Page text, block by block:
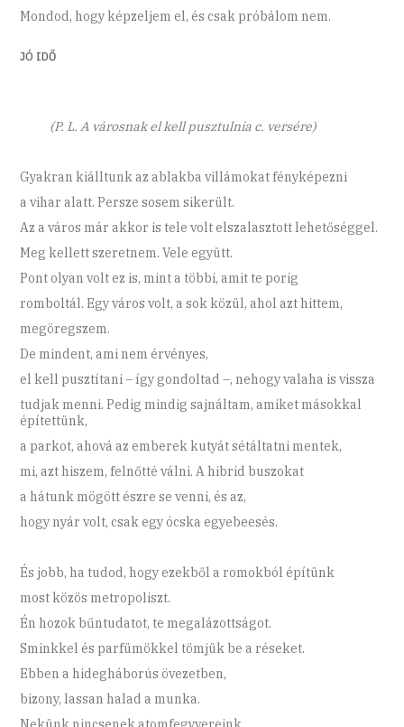
Mondod, hogy képzeljem el, és csak próbálom nem.
JÓ IDŐ
(P. L. A városnak el kell pusztulnia c. versére)
Gyakran kiálltunk az ablakba villámokat fényképezni
a vihar alatt. Persze sosem sikerült.
Az a város már akkor is tele volt elszalasztott lehetőséggel.
Meg kellett szeretnem. Vele együtt.
Pont olyan volt ez is, mint a többi, amit te porig
romboltál. Egy város volt, a sok közül, ahol azt hittem,
megöregszem.
De mindent, ami nem érvényes,
el kell pusztítani – így gondoltad –, nehogy valaha is vissza
tudjak menni. Pedig mindig sajnáltam, amiket másokkal
építettünk,
a parkot, ahová az emberek kutyát sétáltatni mentek,
mi, azt hiszem, felnőtté válni. A hibrid buszokat
a hátunk mögött észre se venni, és az,
hogy nyár volt, csak egy ócska egyebeesés.
És jobb, ha tudod, hogy ezekből a romokból építünk
most közös metropoliszt.
Én hozok bűntudatot, te megalázottságot.
Sminkkel és parfümökkel tömjük be a réseket.
Ebben a hidegháborús övezetben,
bizony, lassan halad a munka.